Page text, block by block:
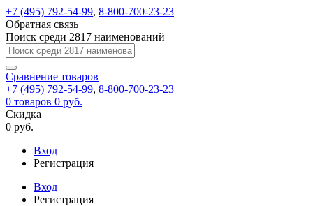
+7 (495) 792-54-99, 8-800-700-23-23
Обратная связь
Поиск среди 2817 наименований
Сравнение товаров
+7 (495) 792-54-99, 8-800-700-23-23
0 товаров 0 руб.
Скидка
0 руб.
Вход
Регистрация
Вход
Регистрация